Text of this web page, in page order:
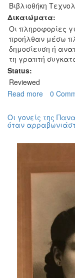
Βιβλιοθήκη
Δικαιώματα:
Οι πληροφορίες
προήλθαν μέσω
δημοσίευση ή
τη γραπτή
Status:
Reviewed
Read more about
0
Οι γονείς της
όταν